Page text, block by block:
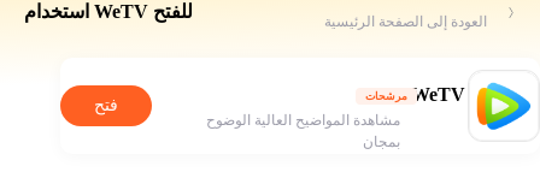
للفتح WeTV استخدام العودة إلى الصفحة الرئيسية
WeTV مرشحات
مشاهدة المواضيح العالية الوضوح
بمجان
فتح